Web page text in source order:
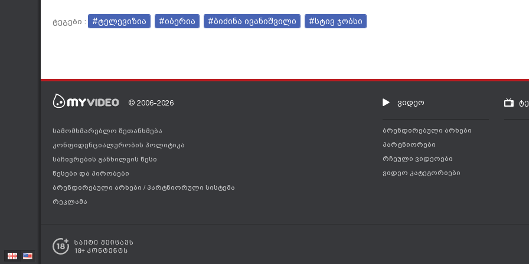
ტეგები : #ტელევიზია #იბერია #ბიძინა ივანიშვილი #სტივ ჯობსი
© 2006-2026
სამომხმარებლო შეთანხმება
კონფიდენციალურობის პოლიტიკა
საჩივრების განხილვის წესი
წესები და პირობები
ბრენდირებული არხები / პარტნიორული სისტემა
რეკლამა
ვიდეო
ბრენდირებული არხები
პარტნიორები
რჩეული ვიდეოები
ვიდეო კატეგორიები